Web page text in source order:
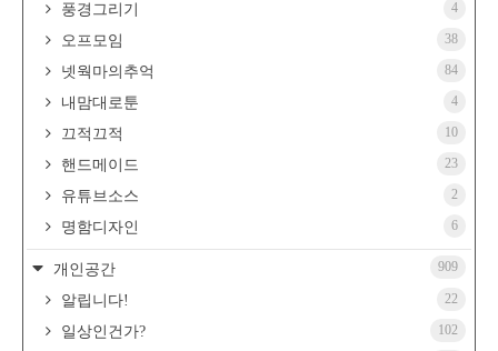
풍경그리기 4
오프모임 38
넷웍마의추억 84
내맘대로툰 4
끄적끄적 10
핸드메이드 23
유튜브소스 2
명함디자인 6
개인공간 909
알립니다! 22
일상인건가? 102